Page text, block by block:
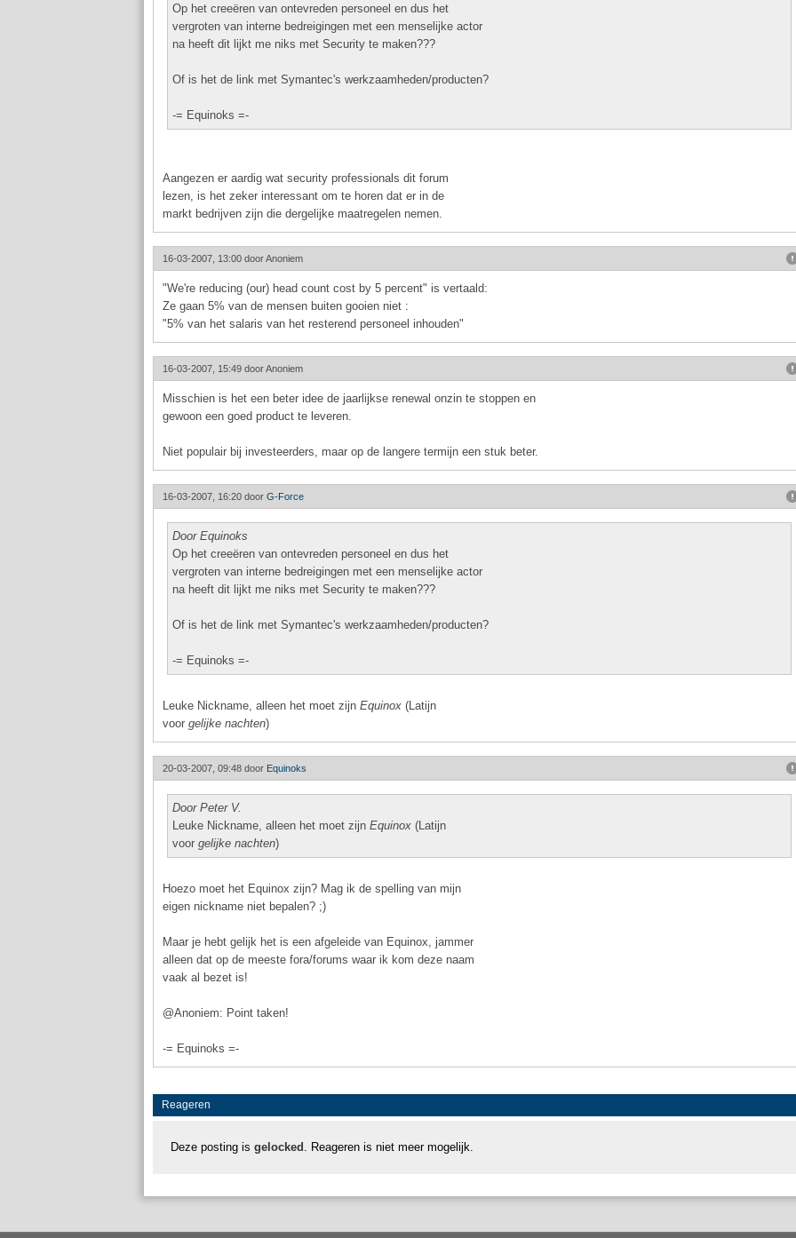
Op het creeëren van ontevreden personeel en dus het
vergroten van interne bedreigingen met een menselijke actor
na heeft dit lijkt me niks met Security te maken???
Of is het de link met Symantec's werkzaamheden/producten?
-= Equinoks =-
Aangezen er aardig wat security professionals dit forum
lezen, is het zeker interessant om te horen dat er in de
markt bedrijven zijn die dergelijke maatregelen nemen.
16-03-2007, 13:00 doorAnoniem
"We're reducing (our) head count cost by 5 percent" is vertaald:
Ze gaan 5% van de mensen buiten gooien niet :
"5% van het salaris van het resterend personeel inhouden"
16-03-2007, 15:49 doorAnoniem
Misschien is het een beter idee de jaarlijkse renewal onzin te stoppen en
gewoon een goed product te leveren.
Niet populair bij investeerders, maar op de langere termijn een stuk beter.
16-03-2007, 16:20 door G-Force
Door Equinoks
Op het creeëren van ontevreden personeel en dus het
vergroten van interne bedreigingen met een menselijke actor
na heeft dit lijkt me niks met Security te maken???
Of is het de link met Symantec's werkzaamheden/producten?
-= Equinoks =-
Leuke Nickname, alleen het moet zijn Equinox (Latijn
voor gelijke nachten)
20-03-2007, 09:48 door Equinoks
Door Peter V.
Leuke Nickname, alleen het moet zijn Equinox (Latijn
voor gelijke nachten)
Hoezo moet het Equinox zijn? Mag ik de spelling van mijn
eigen nickname niet bepalen? ;)
Maar je hebt gelijk het is een afgeleide van Equinox, jammer
alleen dat op de meeste fora/forums waar ik kom deze naam
vaak al bezet is!
@Anoniem: Point taken!
-= Equinoks =-
Reageren
Deze posting is gelocked . Reageren is niet meer mogelijk.